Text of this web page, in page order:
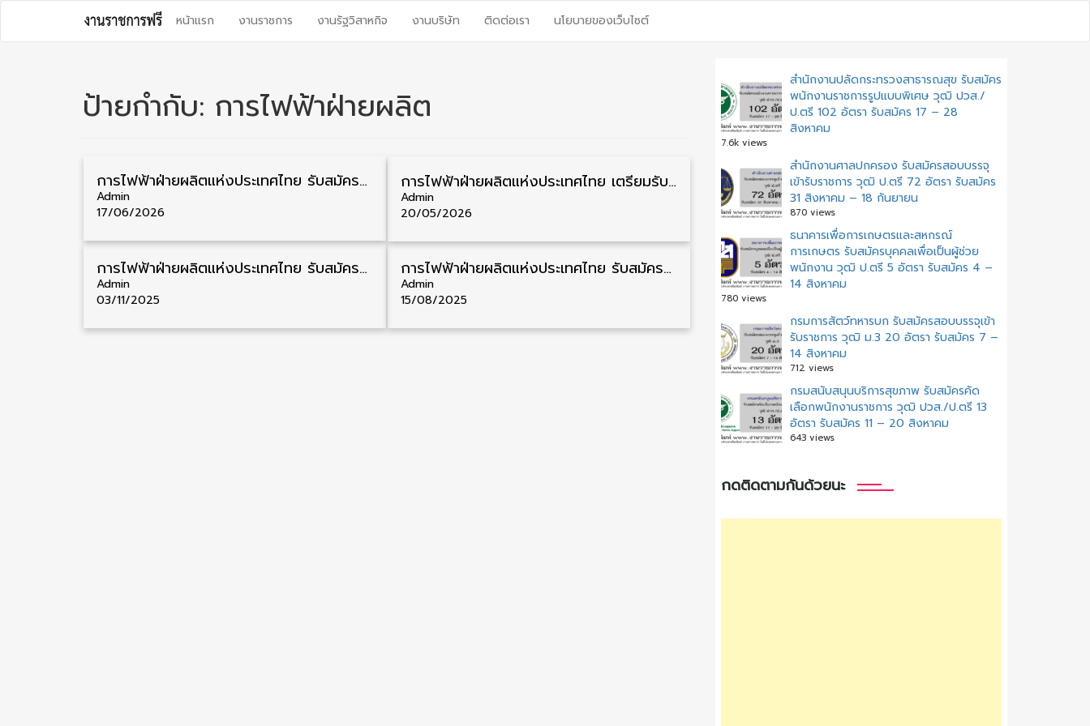
content
หน้าแรก งานราชการ งานรัฐวิสาหกิจ งานบริษัท ติดต่อเรา นโยบายของเว็บไซต์
ป้ายกำกับ: การไฟฟ้าฝ่ายผลิต
การไฟฟ้าฝ่ายผลิตแห่งประเทศไทย รับสมัครสอบบรรจุเป็นพนักงาน ทั่วประเทศ ประจำปี 2569 400 กว่าอัตรา รับสมัคร 22 มิถุนายน – 10 กรกฎาคม
Admin
17/06/2026
การไฟฟ้าฝ่ายผลิตแห่งประเทศไทย เตรียมรับสมัครพนักงาน วุฒิ ปวช./ปวส./ป.ตรี ปี 2569 รับสมัครเดือนมิถุนายน
Admin
20/05/2026
การไฟฟ้าฝ่ายผลิตแห่งประเทศไทย รับสมัครบรรจุเป็นพนักงาน วุฒิต่ำกว่า ปวช.- ป.6 หลายจังหวัด 8 อัตรา รับสมัคร 18 พฤศจิกายน – 3 ธันวาคม
Admin
03/11/2025
การไฟฟ้าฝ่ายผลิตแห่งประเทศไทย รับสมัครสอบบรรจุเป็นพนักงาน ทั่วประเทศ ประจำปี 2568 600 กว่าอัตรา รับสมัคร 22 สิงหาคม – 6 กันยายน
Admin
15/08/2025
สำนักงานปลัดกระทรวงสาธารณสุข รับสมัคร
พนักงานราชการรูปแบบพิเศษ วุฒิ ปวส./
ป.ตรี 102 อัตรา รับสมัคร 17 – 28
สิงหาคม
7.6k views
สํานักงานศาลปกครอง รับสมัครสอบบรรจุ
เข้ารับราชการ วุฒิ ป.ตรี 72 อัตรา รับสมัคร
31 สิงหาคม – 18 กันยายน
870 views
ธนาคารเพื่อการเกษตรและสหกรณ์
การเกษตร รับสมัครบุคคลเพื่อเป็นผู้ช่วย
พนักงาน วุฒิ ป.ตรี 5 อัตรา รับสมัคร 4 –
14 สิงหาคม
780 views
กรมการสัตว์ทหารบก รับสมัครสอบบรรจุเข้า
รับราชการ วุฒิ ม.3 20 อัตรา รับสมัคร 7 –
14 สิงหาคม
712 views
กรมสนับสนุนบริการสุขภาพ รับสมัครคัด
เลือกพนักงานราชการ วุฒิ ปวส./ป.ตรี 13
อัตรา รับสมัคร 11 – 20 สิงหาคม
643 views
กดติดตามกันด้วยนะ